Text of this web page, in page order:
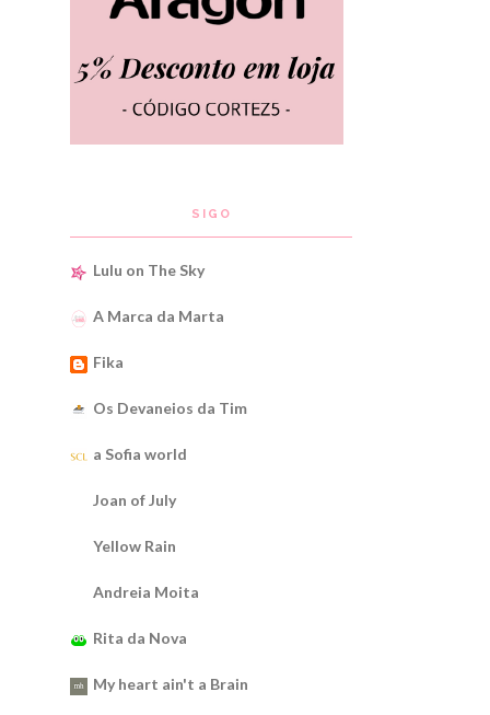
SIGO
Lulu on The Sky
A Marca da Marta
Fika
Os Devaneios da Tim
a Sofia world
Joan of July
Yellow Rain
Andreia Moita
Rita da Nova
My heart ain't a Brain